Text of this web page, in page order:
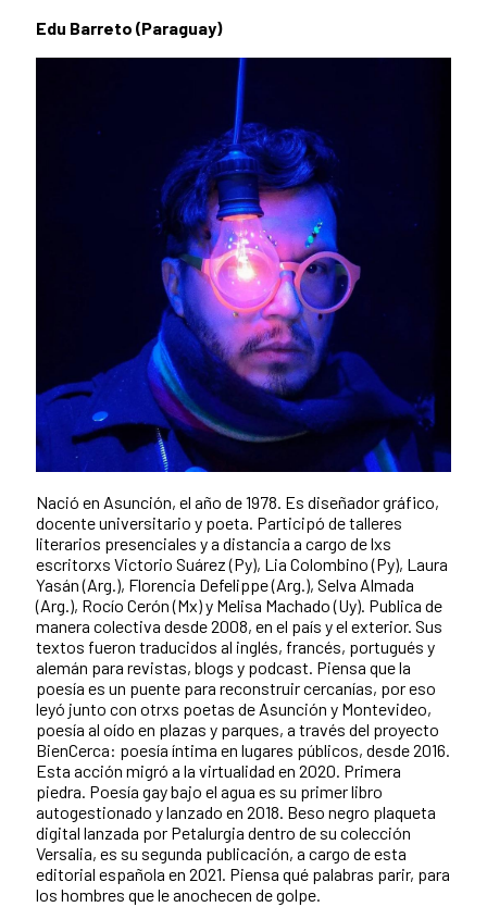
Edu Barreto (Paraguay)
Nació en Asunción, el año de 1978. Es diseñador gráfico,
docente universitario y poeta. Participó de talleres
literarios presenciales y a distancia a cargo de lxs
escritorxs Victorio Suárez (Py), Lia Colombino (Py), Laura
Yasán (Arg.), Florencia Defelippe (Arg.), Selva Almada
(Arg.), Rocío Cerón (Mx) y Melisa Machado (Uy). Publica de
manera colectiva desde 2008, en el país y el exterior. Sus
textos fueron traducidos al inglés, francés, portugués y
alemán para revistas, blogs y podcast. Piensa que la
poesía es un puente para reconstruir cercanías, por eso
leyó junto con otrxs poetas de Asunción y Montevideo,
poesía al oído en plazas y parques, a través del proyecto
BienCerca: poesía íntima en lugares públicos, desde 2016.
Esta acción migró a la virtualidad en 2020. Primera
piedra. Poesía gay bajo el agua es su primer libro
autogestionado y lanzado en 2018. Beso negro plaqueta
digital lanzada por Petalurgia dentro de su colección
Versalia, es su segunda publicación, a cargo de esta
editorial española en 2021. Piensa qué palabras parir, para
los hombres que le anochecen de golpe.